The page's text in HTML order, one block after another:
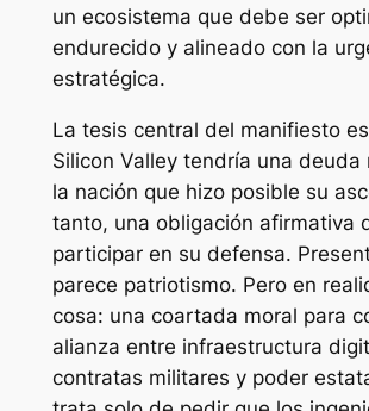
un ecosistema que debe ser
endurecido y alineado con la
estratégica.
La tesis central del manifiesto
Silicon Valley tendría una deuda
la nación que hizo posible su
tanto, una obligación afirmativa
participar en su defensa.
parece patriotismo. Pero en
cosa: una coartada moral para
alianza entre infraestructura
contratas militares y poder